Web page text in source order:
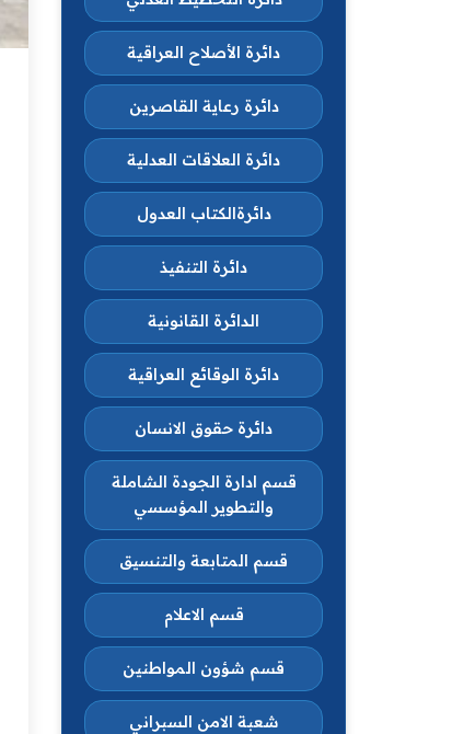
دائرة الأصلاح العراقية
دائرة رعاية القاصرين
دائرة العلاقات العدلية
دائرةالكتاب العدول
دائرة التنفيذ
الدائرة القانونية
دائرة الوقائع العراقية
دائرة حقوق الانسان
قسم ادارة الجودة الشاملة
والتطوير المؤسسي
قسم المتابعة والتنسيق
قسم الاعلام
قسم شؤون المواطنين
شعبة الامن السبراني